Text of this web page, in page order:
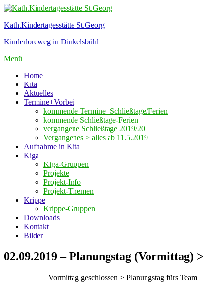
Zum
springen
Kath.Kindertagesstätte St.Georg
Kinderloreweg in Dinkelsbühl
Menü
Home
Kita
Aktuelles
Termine+Vorbei
kommende Termine+Schließtage/Ferien
kommende Schließtage-Ferien
vergangene Schließtage 2019/20
Vergangenes > alles ab 11.5.2019
Aufnahme in Kita
Kiga
Kiga-Gruppen
Projekte
Projekt-Info
Projekt-Themen
Krippe
Krippe-Gruppen
Downloads
Kontakt
Bilder
02.09.2019 – Planungstag (Vormittag) >
Vormittag geschlossen > Planungstag fürs Team